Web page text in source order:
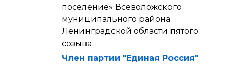
поселение» Всеволожского
муниципального района
Ленинградской области пятого
созыва
Член партии "Единая Россия"